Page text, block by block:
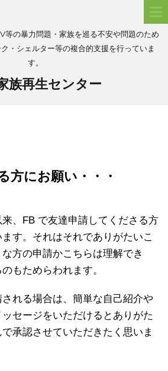
等の暴力問題・家族を巡る不安や問題のため
・シェルター等の複合的支援を行っていま
す。
族再生センター
方にお願い・・・
、FB で友達申請してくださる方
す。それはそれでありがたいこ
方の申請かこちらは理解でき
もためらわれます。
れる場合は、簡単な自己紹介や
セージをいただけるとありがた
承認させていただきたく思いま